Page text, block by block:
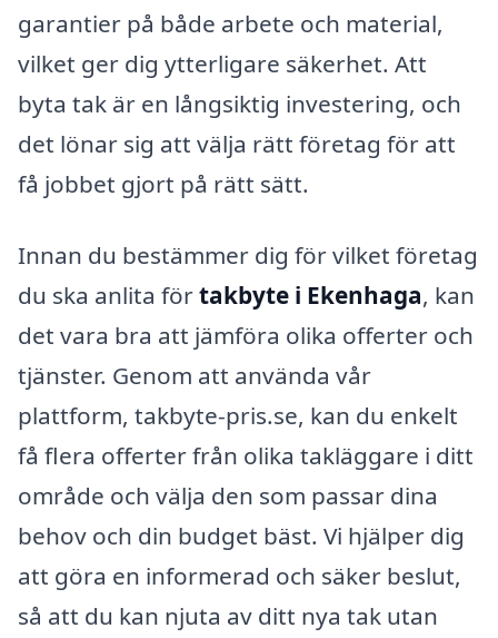
garantier på både arbete och material,
vilket ger dig ytterligare säkerhet. Att
byta tak är en långsiktig investering, och
det lönar sig att välja rätt företag för att
få jobbet gjort på rätt sätt.
Innan du bestämmer dig för vilket företag
du ska anlita förtakbyte i Ekenhaga, kan
det vara bra att jämföra olika offerter och
tjänster. Genom att använda vår
plattform, takbyte-pris.se, kan du enkelt
få flera offerter från olika takläggare i ditt
område och välja den som passar dina
behov och din budget bäst. Vi hjälper dig
att göra en informerad och säker beslut,
så att du kan njuta av ditt nya tak utan